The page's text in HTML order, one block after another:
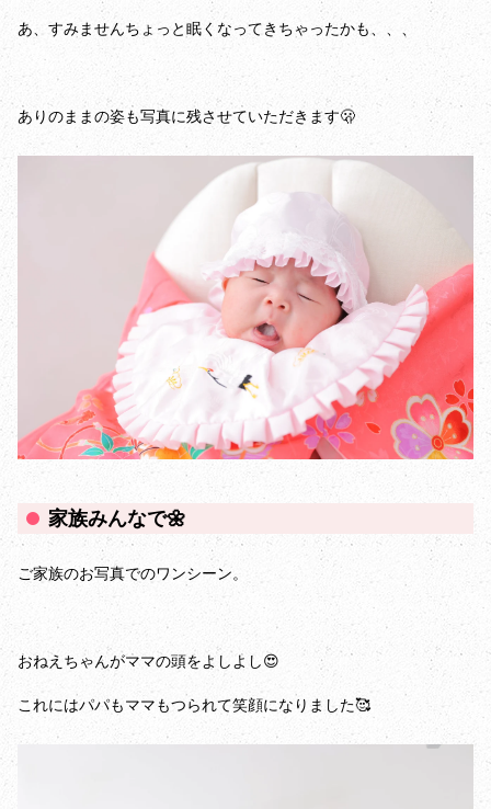
あ、すみませんちょっと眠くなってきちゃったかも、、、
ありのままの姿も写真に残させていただきます🫢
家族みんなで🌼
ご家族のお写真でのワンシーン。
おねえちゃんがママの頭をよしよし😍
これにはパパもママもつられて笑顔になりました🥰